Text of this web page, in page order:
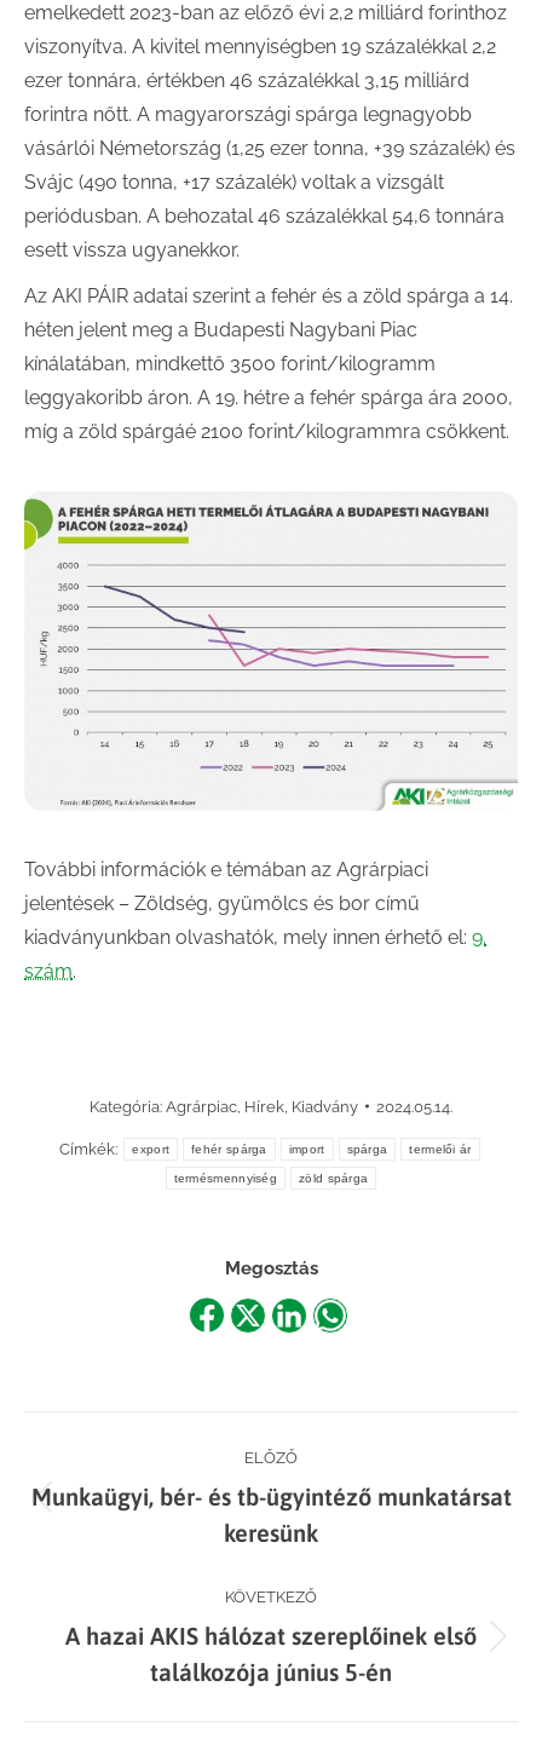
emelkedett 2023-ban az előző évi 2,2 milliárd forinthoz
viszonyítva. A kivitel mennyiségben 19 százalékkal 2,2
ezer tonnára, értékben 46 százalékkal 3,15 milliárd
forintra nőtt. A magyarországi spárga legnagyobb
vásárlói Németország (1,25 ezer tonna, +39 százalék) és
Svájc (490 tonna, +17 százalék) voltak a vizsgált
periódusban. A behozatal 46 százalékkal 54,6 tonnára
esett vissza ugyanekkor.
Az AKI PÁIR adatai szerint a fehér és a zöld spárga a 14.
héten jelent meg a Budapesti Nagybani Piac
kínálatában, mindkettő 3500 forint/kilogramm
leggyakoribb áron. A 19. hétre a fehér spárga ára 2000,
míg a zöld spárgáé 2100 forint/kilogrammra csökkent.
További információk e témában az Agrárpiaci
jelentések – Zöldség, gyümölcs és bor című
kiadványunkban olvashatók, mely innen érhető el: 9.
szám.
Kategória: Agrárpiac Hírek Kiadvány 2024.05.14.
Címkék: export fehér spárga import spárga termelői ár
termésmennyiség zöld spárga
Megosztás
ShareShareShareShare
navigation
ELŐZŐ
Previous
post:
Munkaügyi, bér- és tb-ügyintéző munkatársat
keresünk
KÖVETKEZŐ
Next
post:
A hazai AKIS hálózat szereplőinek első
találkozója június 5-én